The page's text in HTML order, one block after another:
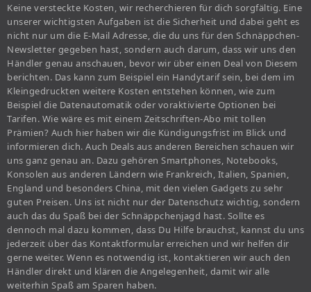
Keine versteckte Kosten, wir recherchieren für dich sorgfältig. Eine
unserer wichtigsten Aufgaben ist die Sicherheit und dabei geht es
nicht nur um die E-Mail Adresse, die du uns für den Schnäppchen-
Newsletter gegeben hast, sondern auch darum, dass wir uns den
Händler genau anschauen, bevor wir über einen Deal von Diesem
berichten. Das kann zum Beispiel ein Handytarif sein, bei dem im
Kleingedruckten weitere Kosten entstehen können, wie zum
Beispiel die Datenautomatik oder voraktivierte Optionen bei
Tarifen. Wie wäre es mit einem Zeitschriften-Abo mit tollen
Prämien? Auch hier haben wir die Kündigungsfrist im Blick und
informieren dich. Auch Deals aus anderen Bereichen schauen wir
uns ganz genau an. Dazu gehören Smartphones, Notebooks,
Konsolen aus anderen Ländern wie Frankreich, Italien, Spanien,
England und besonders China, mit den vielen Gadgets zu sehr
guten Preisen. Uns ist nicht nur der Datenschutz wichtig, sondern
auch das du Spaß bei der Schnäppchenjagd hast. Sollte es
dennoch mal dazu kommen, dass Du Hilfe brauchst, kannst du uns
jederzeit über das Kontaktformular erreichen und wir helfen dir
gerne weiter. Wenn es notwendig ist, kontaktieren wir auch den
Händler direkt und klären die Angelegenheit, damit wir alle
weiterhin Spaß am Sparen haben.